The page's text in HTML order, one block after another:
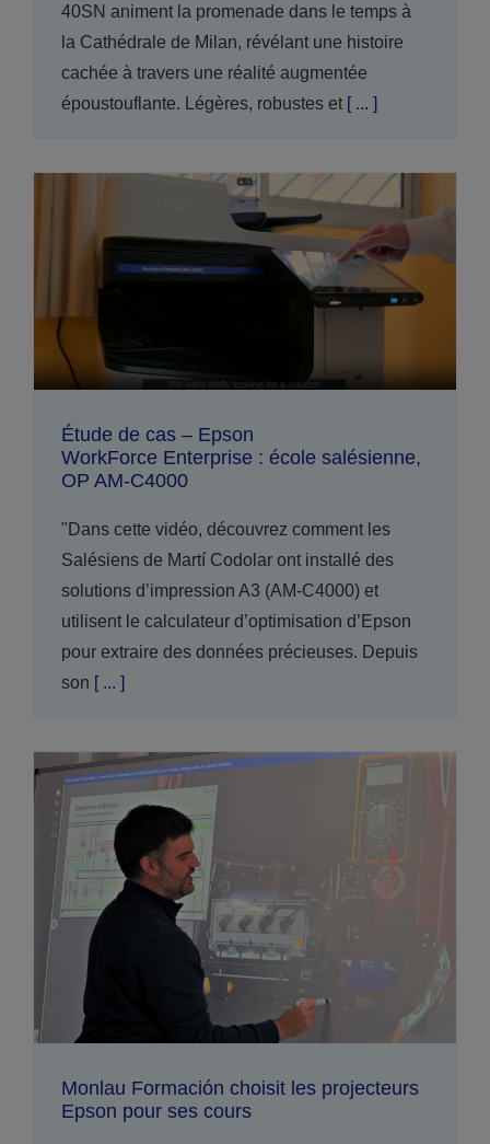
40SN animent la promenade dans le temps à
la Cathédrale de Milan, révélant une histoire
cachée à travers une réalité augmentée
époustouflante. Légères, robustes et[ ... ]
Étude de cas – Epson
WorkForce Enterprise : école salésienne,
OP AM-C4000
"Dans cette vidéo, découvrez comment les
Salésiens de Martí Codolar ont installé des
solutions d’impression A3 (AM-C4000) et
utilisent le calculateur d’optimisation d’Epson
pour extraire des données précieuses. Depuis
son [ ... ]
Monlau Formación choisit les projecteurs
Epson pour ses cours